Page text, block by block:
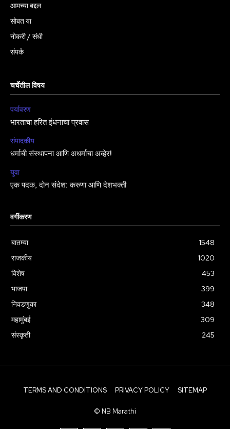
आमच्या बद्दल
सोबत या
नोकरी / संधी
संपर्क
चर्चेतील विषय
पर्यावरण
भारताचा हरित इंधनाचा प्रवास
संपादकीय
धर्माची संस्थापना आणि अधर्माचा अव्हेर!
युवा
एक पदक, दोन संदेश: करुणा आणि देशभक्ती
वर्गीकरण
बातम्या
1548
राजकीय
1020
विशेष
453
भाजपा
399
निवडणुका
348
महामुंबई
309
संस्कृती
245
TERMS AND CONDITIONS PRIVACY POLICY SITEMAP
© NB Marathi